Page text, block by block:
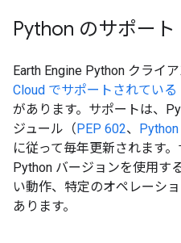
Python のサポート
Earth Engine Python クライ
Cloud でサポートされてい
があります。サポートは、
ジュール（PEP 602、
に従って毎年更新されます
Python バージョンを使用す
い動作、特定のオペレーシ
あります。